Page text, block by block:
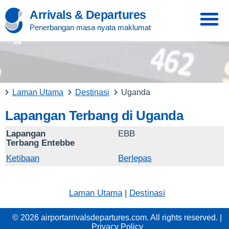
Arrivals & Departures
Penerbangan masa nyata maklumat
Laman Utama Destinasi Uganda
Lapangan Terbang di Uganda
Lapangan
Terbang Entebbe
EBB
Ketibaan Berlepas
Laman Utama| Destinasi
© 2026 airportarrivalsdepartures.com. All rights reserved. |
Privacy Policy